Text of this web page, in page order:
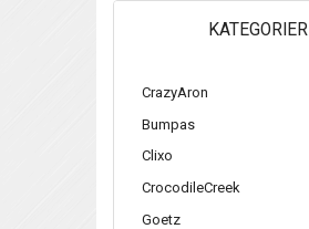
KATEGORIER
CrazyAron
Bumpas
Clixo
CrocodileCreek
Goetz